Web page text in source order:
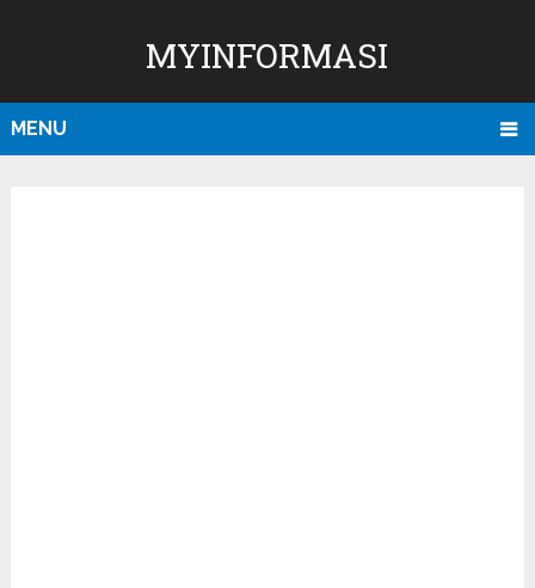
MYINFORMASI
MENU